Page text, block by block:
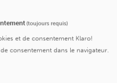
(toujours requis)
et de consentement Klaro!
consentement dans le navigateur.